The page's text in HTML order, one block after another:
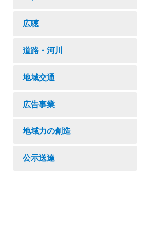
広聴
道路・河川
地域交通
広告事業
地域力の創造
公示送達